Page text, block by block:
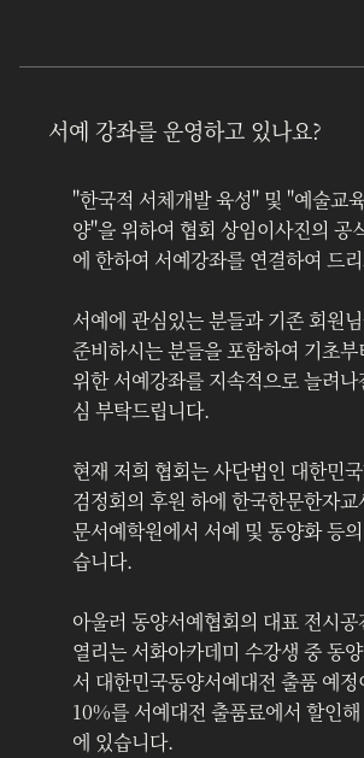
서예 강좌를 운영하고 있나요?
"한국적 서체개발 육성" 및 "예술교
양"을 위하여 협회 상임이사진의 공
에 한하여 서예강좌를 연결하여 드
서예에 관심있는 분들과 기존 회원
준비하시는 분들을 포함하여 기초
위한 서예강좌를 지속적으로 늘려
심 부탁드립니다.
현재 저희 협회는 사단법인 대한민
검정회의 후원 하에 한국한문한자
문서예학원에서 서예 및 동양화 등
습니다.
아울러 동양서예협회의 대표 전시
열리는 서화아카데미 수강생 중 동
서 대한민국동양서예대전 출품 예
10%를 서예대전 출품료에서 할인
에 있습니다.